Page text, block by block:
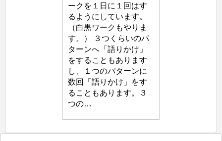
自
生
塾
ークを１日に１回はす
るようにしています。
（白黒ワークもやりま
す。） ３つくらいのパ
ターンへ「語りかけ」
をすることもあります
し、１つのパターンに
数回「語りかけ」をす
ることもあります。３
つの…